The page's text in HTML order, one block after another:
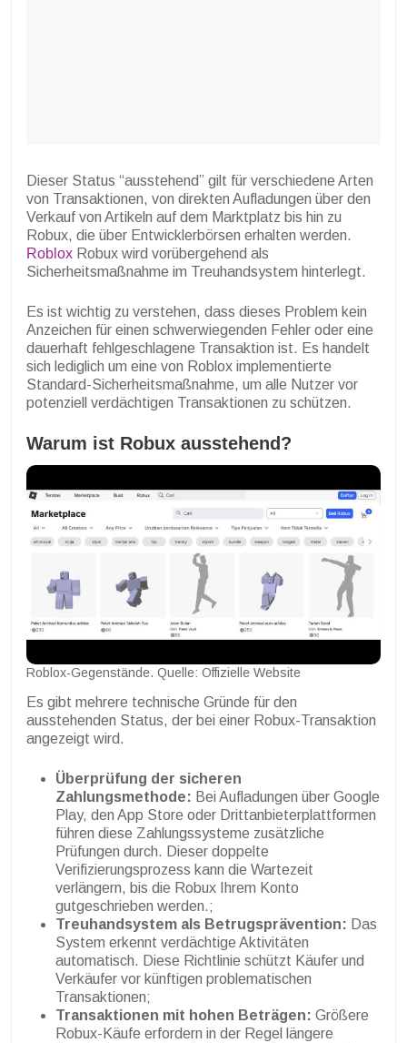
Dieser Status “ausstehend” gilt für verschiedene Arten
von Transaktionen, von direkten Aufladungen über den
Verkauf von Artikeln auf dem Marktplatz bis hin zu
Robux, die über Entwicklerbörsen erhalten werden.
Roblox Robux wird vorübergehend als
Sicherheitsmaßnahme im Treuhandsystem hinterlegt.
Es ist wichtig zu verstehen, dass dieses Problem kein
Anzeichen für einen schwerwiegenden Fehler oder eine
dauerhaft fehlgeschlagene Transaktion ist. Es handelt
sich lediglich um eine von Roblox implementierte
Standard-Sicherheitsmaßnahme, um alle Nutzer vor
potenziell verdächtigen Transaktionen zu schützen.
Warum ist Robux ausstehend?
Roblox-Gegenstände. Quelle: Offizielle Website
Es gibt mehrere technische Gründe für den
ausstehenden Status, der bei einer Robux-Transaktion
angezeigt wird.
Überprüfung der sicheren
Zahlungsmethode: Bei Aufladungen über Google
Play, den App Store oder Drittanbieterplattformen
führen diese Zahlungssysteme zusätzliche
Prüfungen durch. Dieser doppelte
Verifizierungsprozess kann die Wartezeit
verlängern, bis die Robux Ihrem Konto
gutgeschrieben werden.;
Treuhandsystem als Betrugsprävention: Das
System erkennt verdächtige Aktivitäten
automatisch. Diese Richtlinie schützt Käufer und
Verkäufer vor künftigen problematischen
Transaktionen;
Transaktionen mit hohen Beträgen: Größere
Robux-Käufe erfordern in der Regel längere